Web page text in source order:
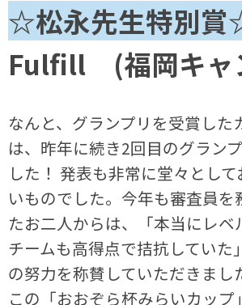
☆松永先生特別
Fulfill (福岡キャ
なんと、グランプリを受賞した
は、昨年に続き2回目のグラン
した！ 発表も非常に堂々とし
いものでした。今年も審査員を
たお二人からは、「本当にレベ
チームも高得点で拮抗していた
の努力を称賛していただきまし
この「おおぞら杯みらいカッ